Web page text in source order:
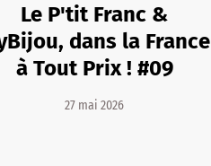
Le P'tit Franc &
dans la France
à Tout Prix ! #09
27 mai 2026